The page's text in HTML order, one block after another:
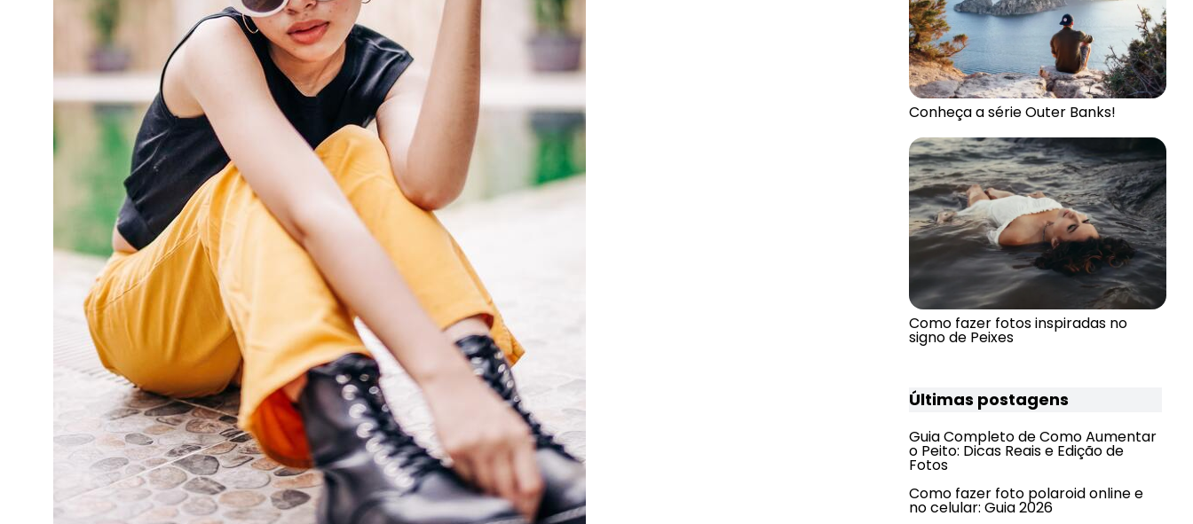
Conheça a série Outer Banks!
Como fazer fotos inspiradas no
signo de Peixes
Últimas postagens
Guia Completo de Como Aumentar
o Peito: Dicas Reais e Edição de
Fotos
Como fazer foto polaroid online e
no celular: Guia 2026